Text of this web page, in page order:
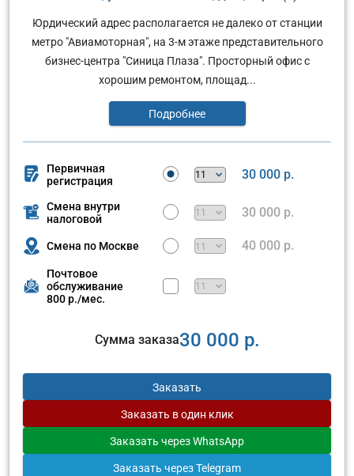
Юрдический адрес располагается не далеко от станции
метро "Авиамоторная", на 3-м этаже представительного
бизнес-центра "Синица Плаза". Просторный офис с
хорошим ремонтом, площад...
Подробнее
Первичная
регистрация
30 000 р.
Смена внутри
налоговой
30 000 р.
Смена по Москве 40 000 р.
Почтовое
обслуживание
800 р./мес.
Сумма заказа30 000 р.
Заказать
Заказать в один клик
Заказать через WhatsApp
Заказать через Telegram